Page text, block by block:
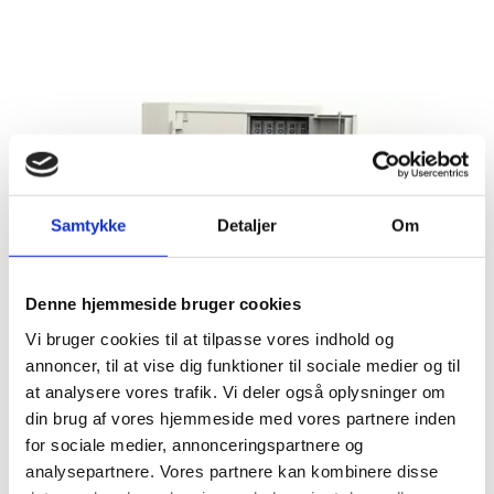
Samtykke Detaljer Om
Denne hjemmeside bruger cookies
Vi bruger cookies til at tilpasse vores indhold og
annoncer, til at vise dig funktioner til sociale medier og til
at analysere vores trafik. Vi deler også oplysninger om
din brug af vores hjemmeside med vores partnere inden
for sociale medier, annonceringspartnere og
analysepartnere. Vores partnere kan kombinere disse
BRANDSIKRE BATTERISKABE
VÅBENSKABE
MOBILHOTEL
OPBEVARINGSSKABE / SMÅRUMSSKABE
BRUGTE SKABE - LAGERSALG
UDVALGTE VARER
ELEKTRONISKE NØGLESKABE
NØGLEHÅNDTERING